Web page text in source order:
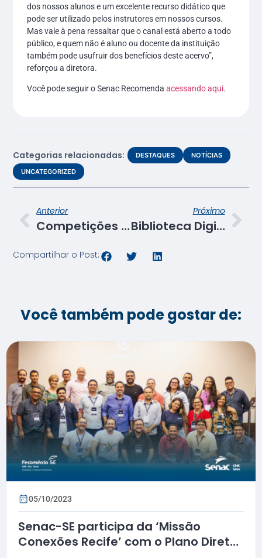
dos nossos alunos e um excelente recurso didático que
pode ser utilizado pelos instrutores em nossos cursos.
Mas vale à pena ressaltar que o canal está aberto a todo
público, e quem não é aluno ou docente da instituição
também pode usufruir dos benefícios deste acervo”,
reforçou a diretora.
Você pode seguir o Senac Recomendaacessando aqui.
Categorias relacionadas: DESTAQUES
NOTÍCIAS
UNCATEGORIZED
Anterior
Competições Senac: Sergipe segue na disputa na ocupação cabeleireiro
Próximo
Biblioteca Digital Senac oferece acervo com mais de 1000 livros gratuitos
Compartilhar o Post:
Você também pode gostar de:
05/10/2023
Senac-SE participa da ‘Missão
Conexões Recife’ com o Plano Diretor